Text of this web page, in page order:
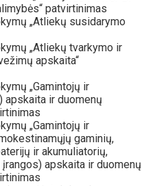
patvirtinimas
„Atliekų susidarymo
„Atliekų tvarkymo ir
apskaita“
„Gamintojų ir
apskaita ir duomenų
„Gamintojų ir
gaminių,
ir akumuliatorių,
apskaita ir duomenų